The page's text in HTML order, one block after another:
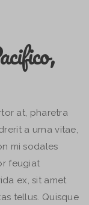
at, pharetra
a urna vitae,
mi sodales
feugiat
ex, sit amet
tellus. Quisque